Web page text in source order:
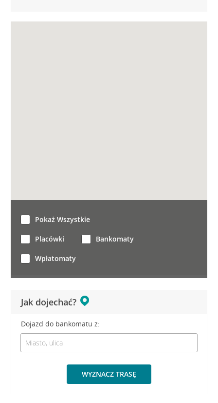
Jak dojechać?
Dojazd do bankomatu z:
WYZNACZ TRASĘ
Pokaż Wszystkie
Placówki Bankomaty
Wpłatomaty